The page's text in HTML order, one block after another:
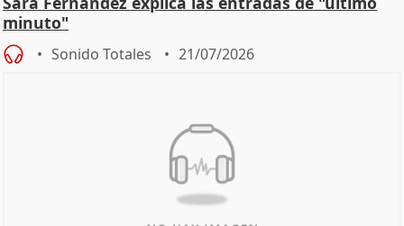
minuto"
Sonido Totales 21/07/2026